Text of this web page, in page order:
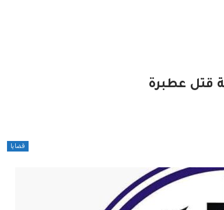
قتل عطبرة
قضايا